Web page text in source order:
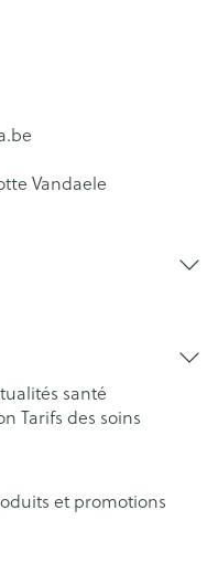
Vandaele
santé
Tarifs des soins
et promotions